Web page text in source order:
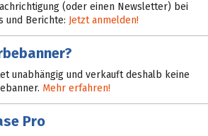
(oder einen Newsletter) bei
und Berichte: Jetzt anmelden!
unabhängig und verkauft deshalb keine
Mehr erfahren!
Pro